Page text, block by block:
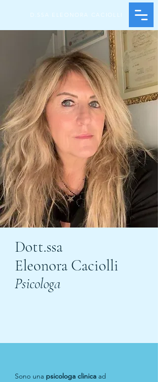
D.SSA ELEONORA CACIOLLI
Dott.ssa
Eleonora Caciolli
Psicologa
Sono una psicologa clinica ad